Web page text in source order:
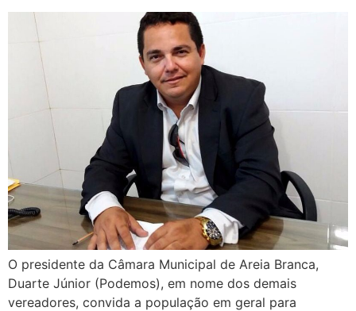
O presidente da Câmara Municipal de Areia Branca,
Duarte Júnior (Podemos), em nome dos demais
vereadores, convida a população em geral para